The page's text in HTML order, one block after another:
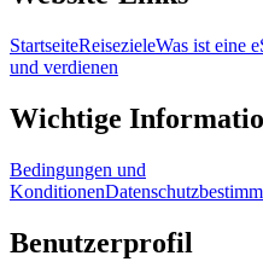
StartseiteReisezieleWas ist eine
und verdienen
Wichtige
Bedingungen und
Konditionen
Benutzerprofil